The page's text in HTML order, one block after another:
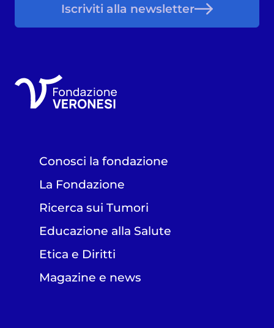
Iscriviti alla newsletter
Conosci la fondazione
La Fondazione
Ricerca sui Tumori
Educazione alla Salute
Etica e Diritti
Magazine e news